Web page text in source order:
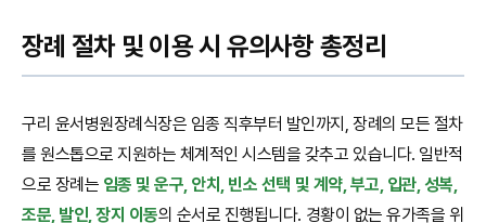
장례 절차 및 이용 시 유의사항 총정리
구리 윤서병원장례식장은 임종 직후부터 발인까지, 장례의 모든 절차
를 원스톱으로 지원하는 체계적인 시스템을 갖추고 있습니다. 일반적
으로 장례는 임종 및 운구, 안치, 빈소 선택 및 계약, 부고, 입관, 성복,
조문, 발인, 장지 이동의 순서로 진행됩니다. 경황이 없는 유가족을 위